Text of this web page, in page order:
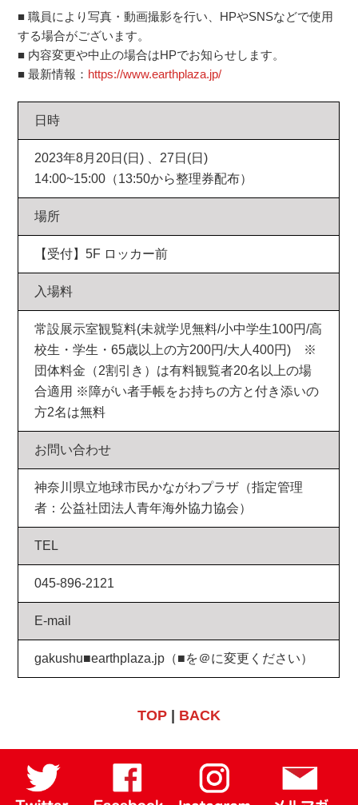
■ 職員により写真・動画撮影を行い、HPやSNSなどで使用
する場合がございます。
■ 内容変更や中止の場合はHPでお知らせします。
■ 最新情報： https://www.earthplaza.jp/
日時
2023年8月20日(日) 、27日(日)
14:00~15:00（13:50から整理券配布）
場所
【受付】5F ロッカー前
入場料
常設展示室観覧料(未就学児無料/小中学生100円/高
校生・学生・65歳以上の方200円/大人400円) ※
団体料金（2割引き）は有料観覧者20名以上の場
合適用 ※障がい者手帳をお持ちの方と付き添いの
方2名は無料
お問い合わせ
神奈川県立地球市民かながわプラザ（指定管理
者：公益社団法人青年海外協力協会）
TEL
045-896-2121
E-mail
gakushu■earthplaza.jp（■を＠に変更ください）
TOP BACK